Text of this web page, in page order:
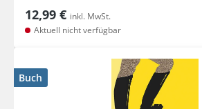
12,99 € inkl. MwSt.
Aktuell nicht verfügbar
Buch